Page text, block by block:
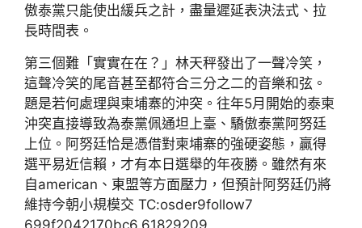
傲泰黨只能使出緩兵之計，盡量遲延表決法式、拉
長時間表。
第三個難「實實在在？」林天秤發出了一聲冷笑，
這聲冷笑的尾音甚至都符合三分之二的音樂和弦。
題是若何處理與柬埔寨的沖突。往年5月開始的泰柬
沖突直接導致為泰黨佩通坦上臺、驕傲泰黨阿努廷
上位。阿努廷恰是憑借對柬埔寨的強硬姿態，贏得
選平易近信賴，才有本日選舉的年夜勝。雖然有來
自american、東盟等方面壓力，但預計阿努廷仍將
維持今朝小規模交 TC:osder9follow7
699f2042170bc6.61829209